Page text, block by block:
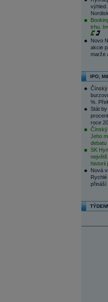
Nordisk
trhu.
Novo
akcie
marže
IPO,
Čínský
%.
Stát
roce
Čínský
Jeho
debatu
SK
historii
Nová
přináší